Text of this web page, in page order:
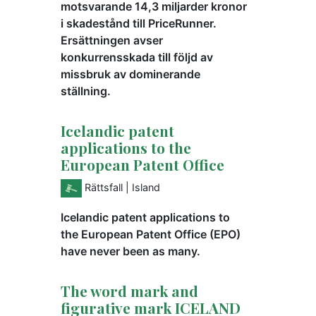
motsvarande 14,3 miljarder kronor
i skadestånd till PriceRunner.
Ersättningen avser
konkurrensskada till följd av
missbruk av dominerande
ställning.
Icelandic patent
applications to the
European Patent Office
Rättsfall | Island
Icelandic patent applications to
the European Patent Office (EPO)
have never been as many.
The word mark and
figurative mark ICELAND